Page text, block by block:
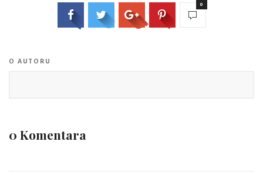
0
O AUTORU
0 Komentara